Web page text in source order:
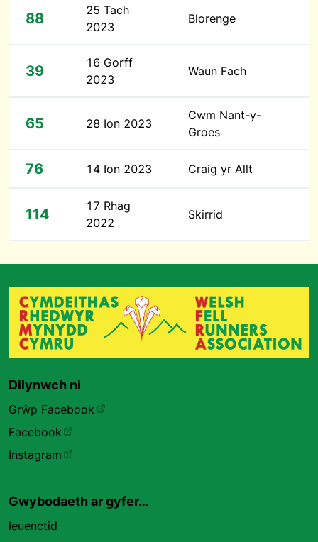
88
25 Tach
2023
Blorenge
39
16 Gorff
2023
Waun Fach
65 28 Ion 2023
Cwm Nant-y-
Groes
76 14 Ion 2023 Craig yr Allt
114
17 Rhag
2022
Skirrid
Dilynwch ni
Grŵp Facebook
Facebook
Instagram
Gwybodaeth ar gyfer…
Ieuenctid